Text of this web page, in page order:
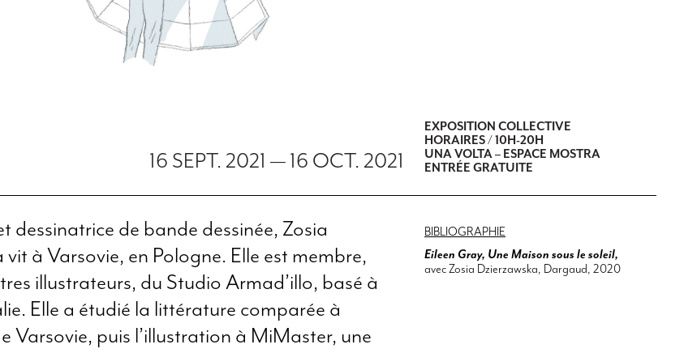
16 SEPT. 2021 —16 OCT. 2021
EXPOSITION COLLECTIVE
HORAIRES / 10H-20H
UNA VOLTA – ESPACE MOSTRA
ENTRÉE GRATUITE
dessinatrice de bande dessinée, Zosia
vit à Varsovie, en Pologne. Elle est membre,
illustrateurs, du Studio Armad’illo, basé à
Elle a étudié la littérature comparée à
Varsovie, puis l’illustration à MiMaster, une
BIBLIOGRAPHIE
Eileen Gray, Une Maison sous le soleil,
avec Zosia Dzierzawska, Dargaud, 2020